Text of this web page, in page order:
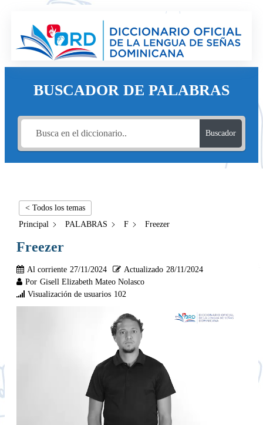
BUSCADOR DE PALABRAS
Buscador
< Todos los temas
Principal
PALABRAS F Freezer
Freezer
Al corriente 27/11/2024 Actualizado 28/11/2024
Por Gisell Elizabeth Mateo Nolasco
Visualización de usuarios 102